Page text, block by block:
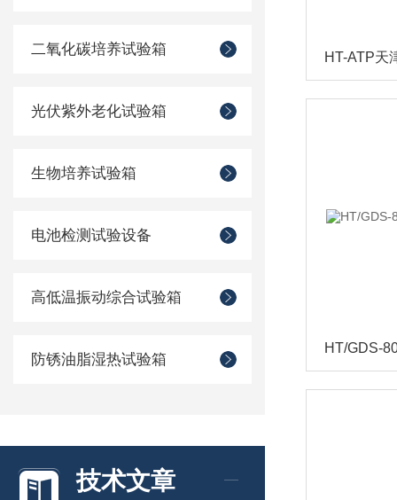
二氧化碳培养试验箱
光伏紫外老化试验箱
生物培养试验箱
电池检测试验设备
高低温振动综合试验箱
防锈油脂湿热试验箱
技术文章
HT-ATP天